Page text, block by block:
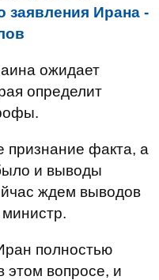
Ирана -
ожидает
определит
признание факта, а
и выводы
ждем выводов
полностью
этом вопросе, и